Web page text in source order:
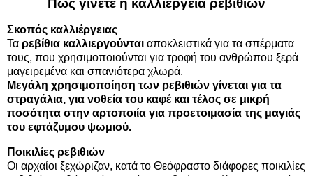
Πως γίνετε η καλλιέργεια ρεβιθιών
Σκοπός καλλιέργειας
Τα ρεβίθια καλλιεργούνται αποκλειστικά για τα σπέρματα
τους, που χρησιμοποιούνται για τροφή του ανθρώπου ξερά
μαγειρεμένα και σπανιότερα χλωρά.
Μεγάλη χρησιμοποίηση των ρεβιθιών γίνεται για τα
στραγάλια, για νοθεία του καφέ και τέλος σε μικρή
ποσότητα στην αρτοποιία για προετοιμασία της μαγιάς
του εφτάζυμου ψωμιού.
Ποικιλίες ρεβιθιών
Οι αρχαίοι ξεχώριζαν, κατά το Θεόφραστο διάφορες ποικιλίες